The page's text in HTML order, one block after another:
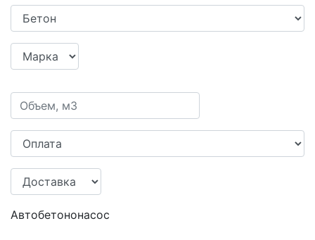
Автобетононасос